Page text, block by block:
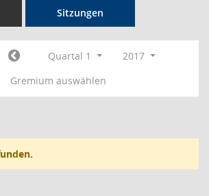
Sitzungen
Quartal 1
2017
Gremium auswählen